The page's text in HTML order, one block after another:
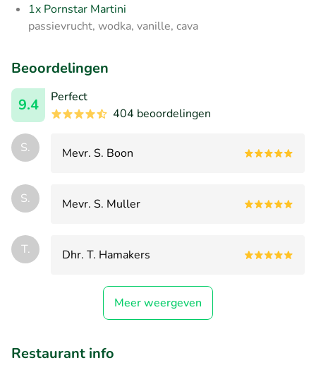
1x Pornstar Martini
passievrucht, wodka, vanille, cava
Beoordelingen
9.4
Perfect
404 beoordelingen
S. Mevr. S. Boon
S. Mevr. S. Muller
T. Dhr. T. Hamakers
Meer weergeven
Restaurant info